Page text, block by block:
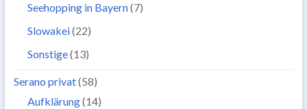
Seehopping in Bayern(7)
Slowakei(22)
Sonstige(13)
Serano privat(58)
Aufklärung(14)